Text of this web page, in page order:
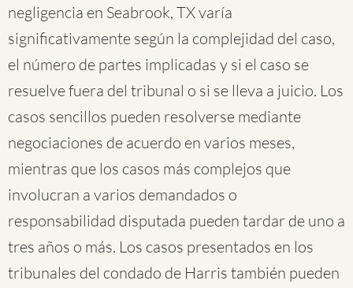
negligencia en Seabrook, TX varía
significativamente según la complejidad del caso,
el número de partes implicadas y si el caso se
resuelve fuera del tribunal o si se lleva a juicio. Los
casos sencillos pueden resolverse mediante
negociaciones de acuerdo en varios meses,
mientras que los casos más complejos que
involucran a varios demandados o
responsabilidad disputada pueden tardar de uno a
tres años o más. Los casos presentados en los
tribunales del condado de Harris también pueden